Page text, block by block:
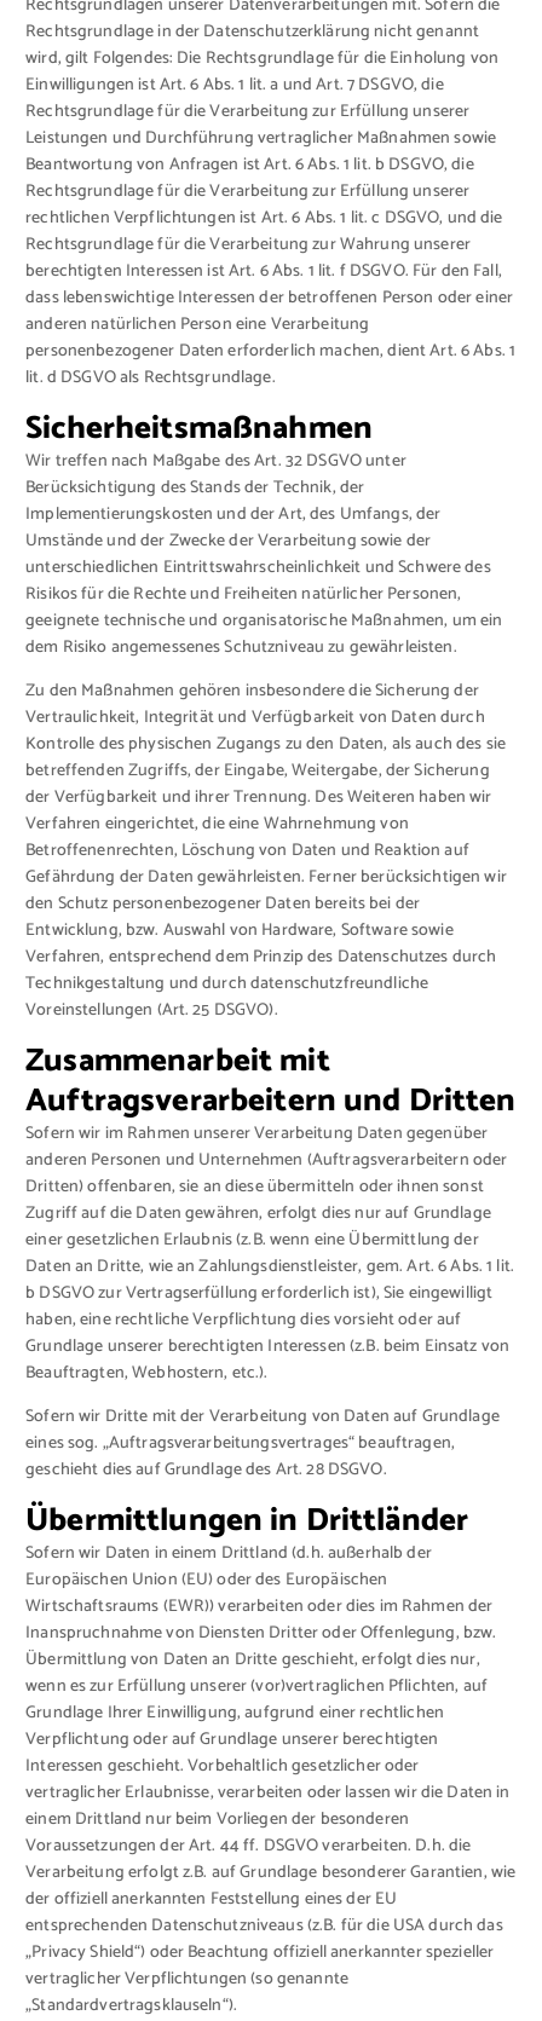
Rechtsgrundlage in der Datenschutzerklärung nicht genannt
wird, gilt Folgendes: Die Rechtsgrundlage für die Einholung von
Einwilligungen ist Art. 6 Abs. 1 lit. a und Art. 7 DSGVO, die
Rechtsgrundlage für die Verarbeitung zur Erfüllung unserer
Leistungen und Durchführung vertraglicher Maßnahmen sowie
Beantwortung von Anfragen ist Art. 6 Abs. 1 lit. b DSGVO, die
Rechtsgrundlage für die Verarbeitung zur Erfüllung unserer
rechtlichen Verpflichtungen ist Art. 6 Abs. 1 lit. c DSGVO, und die
Rechtsgrundlage für die Verarbeitung zur Wahrung unserer
berechtigten Interessen ist Art. 6 Abs. 1 lit. f DSGVO. Für den Fall,
dass lebenswichtige Interessen der betroffenen Person oder einer
anderen natürlichen Person eine Verarbeitung
personenbezogener Daten erforderlich machen, dient Art. 6 Abs. 1
lit. d DSGVO als Rechtsgrundlage.
Sicherheitsmaßnahmen
Wir treffen nach Maßgabe des Art. 32 DSGVO unter
Berücksichtigung des Stands der Technik, der
Implementierungskosten und der Art, des Umfangs, der
Umstände und der Zwecke der Verarbeitung sowie der
unterschiedlichen Eintrittswahrscheinlichkeit und Schwere des
Risikos für die Rechte und Freiheiten natürlicher Personen,
geeignete technische und organisatorische Maßnahmen, um ein
dem Risiko angemessenes Schutzniveau zu gewährleisten.
Zu den Maßnahmen gehören insbesondere die Sicherung der
Vertraulichkeit, Integrität und Verfügbarkeit von Daten durch
Kontrolle des physischen Zugangs zu den Daten, als auch des sie
betreffenden Zugriffs, der Eingabe, Weitergabe, der Sicherung
der Verfügbarkeit und ihrer Trennung. Des Weiteren haben wir
Verfahren eingerichtet, die eine Wahrnehmung von
Betroffenenrechten, Löschung von Daten und Reaktion auf
Gefährdung der Daten gewährleisten. Ferner berücksichtigen wir
den Schutz personenbezogener Daten bereits bei der
Entwicklung, bzw. Auswahl von Hardware, Software sowie
Verfahren, entsprechend dem Prinzip des Datenschutzes durch
Technikgestaltung und durch datenschutzfreundliche
Voreinstellungen (Art. 25 DSGVO).
Zusammenarbeit mit
Auftragsverarbeitern und Dritten
Sofern wir im Rahmen unserer Verarbeitung Daten gegenüber
anderen Personen und Unternehmen (Auftragsverarbeitern oder
Dritten) offenbaren, sie an diese übermitteln oder ihnen sonst
Zugriff auf die Daten gewähren, erfolgt dies nur auf Grundlage
einer gesetzlichen Erlaubnis (z.B. wenn eine Übermittlung der
Daten an Dritte, wie an Zahlungsdienstleister, gem. Art. 6 Abs. 1 lit.
b DSGVO zur Vertragserfüllung erforderlich ist), Sie eingewilligt
haben, eine rechtliche Verpflichtung dies vorsieht oder auf
Grundlage unserer berechtigten Interessen (z.B. beim Einsatz von
Beauftragten, Webhostern, etc.).
Sofern wir Dritte mit der Verarbeitung von Daten auf Grundlage
eines sog. „Auftragsverarbeitungsvertrages“ beauftragen,
geschieht dies auf Grundlage des Art. 28 DSGVO.
Übermittlungen in Drittländer
Sofern wir Daten in einem Drittland (d.h. außerhalb der
Europäischen Union (EU) oder des Europäischen
Wirtschaftsraums (EWR)) verarbeiten oder dies im Rahmen der
Inanspruchnahme von Diensten Dritter oder Offenlegung, bzw.
Übermittlung von Daten an Dritte geschieht, erfolgt dies nur,
wenn es zur Erfüllung unserer (vor)vertraglichen Pflichten, auf
Grundlage Ihrer Einwilligung, aufgrund einer rechtlichen
Verpflichtung oder auf Grundlage unserer berechtigten
Interessen geschieht. Vorbehaltlich gesetzlicher oder
vertraglicher Erlaubnisse, verarbeiten oder lassen wir die Daten in
einem Drittland nur beim Vorliegen der besonderen
Voraussetzungen der Art. 44 ff. DSGVO verarbeiten. D.h. die
Verarbeitung erfolgt z.B. auf Grundlage besonderer Garantien, wie
der offiziell anerkannten Feststellung eines der EU
entsprechenden Datenschutzniveaus (z.B. für die USA durch das
„Privacy Shield“) oder Beachtung offiziell anerkannter spezieller
vertraglicher Verpflichtungen (so genannte
„Standardvertragsklauseln“).